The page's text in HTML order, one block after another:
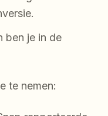
ben je in de
te nemen: